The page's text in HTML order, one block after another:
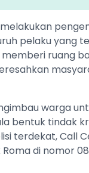
pelaku yang
ruang
warga
bentuk tindak
terdekat, Call
di nomor